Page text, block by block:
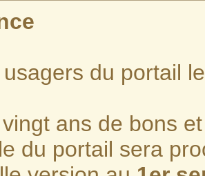
du portail
ans de bons
du portail sera